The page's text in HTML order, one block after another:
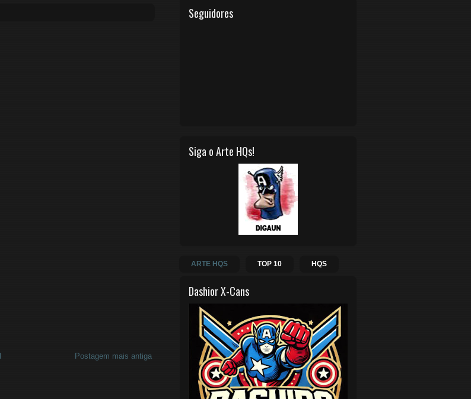
Postagem mais antiga
Seguidores
Siga o Arte HQs!
ARTE HQS TOP 10 HQS
Dashior X-Cans